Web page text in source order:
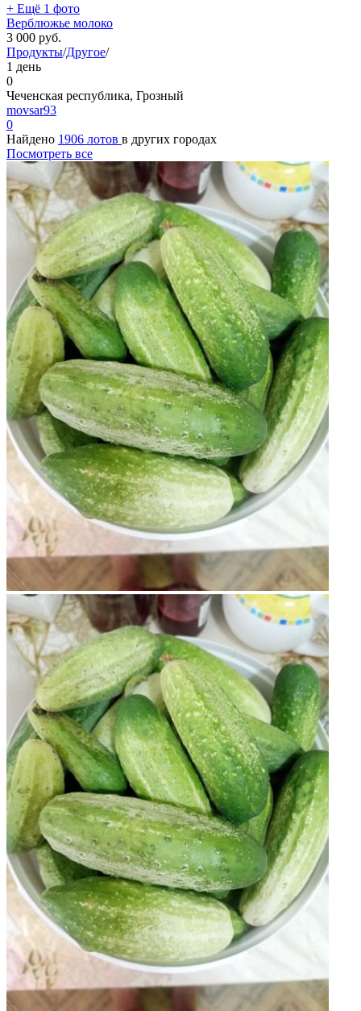
+ Ещё 1 фото
Верблюжье молоко
3 000 руб.
Продукты/Другое/
1 день
0
Чеченская республика, Грозный
movsar93
0
Найдено 1906 лотов в других городах
Посмотреть все